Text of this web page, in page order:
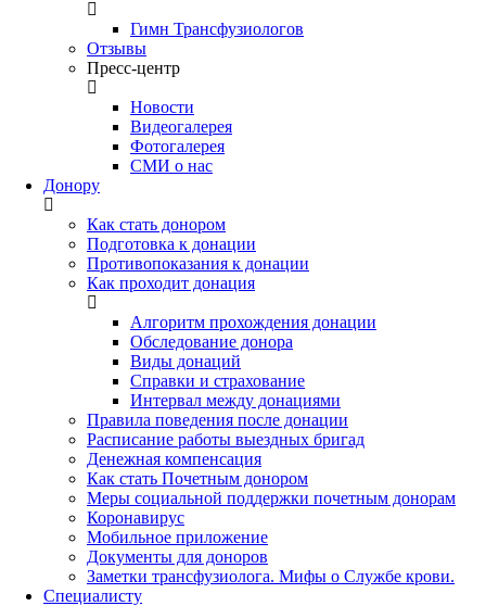
Гимн Трансфузиологов
Отзывы
Пресс-центр
Новости
Видеогалерея
Фотогалерея
СМИ о нас
Донору
Как стать донором
Подготовка к донации
Противопоказания к донации
Как проходит донация
Алгоритм прохождения донации
Обследование донора
Виды донаций
Справки и страхование
Интервал между донациями
Правила поведения после донации
Расписание работы выездных бригад
Денежная компенсация
Как стать Почетным донором
Меры социальной поддержки почетным донорам
Коронавирус
Мобильное приложение
Документы для доноров
Заметки трансфузиолога. Мифы о Службе крови.
Специалисту